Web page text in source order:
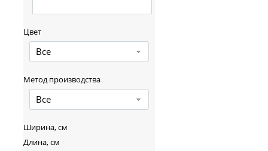
Цвет
Все
Метод производства
Все
Ширина, см
Длина, см